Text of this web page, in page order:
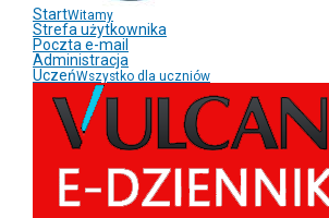
StartWitamy
Strefa użytkownika
Poczta e-mail
Administracja
UczeńWszystko dla uczniów